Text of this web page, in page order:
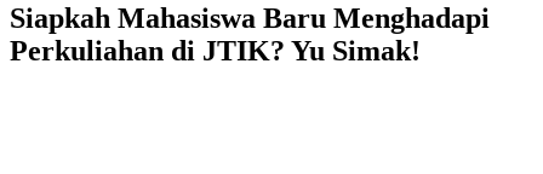
Siapkah Mahasiswa Baru Menghadapi
Perkuliahan di JTIK? Yu Simak!